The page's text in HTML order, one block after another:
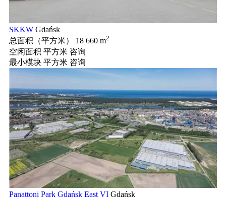
SKKW Gdańsk
总面积（平方米）
18 660 m2
空闲面积 平方米 咨询
最小模块 平方米 咨询
Panattoni Park Gdańsk East VI Gdańsk